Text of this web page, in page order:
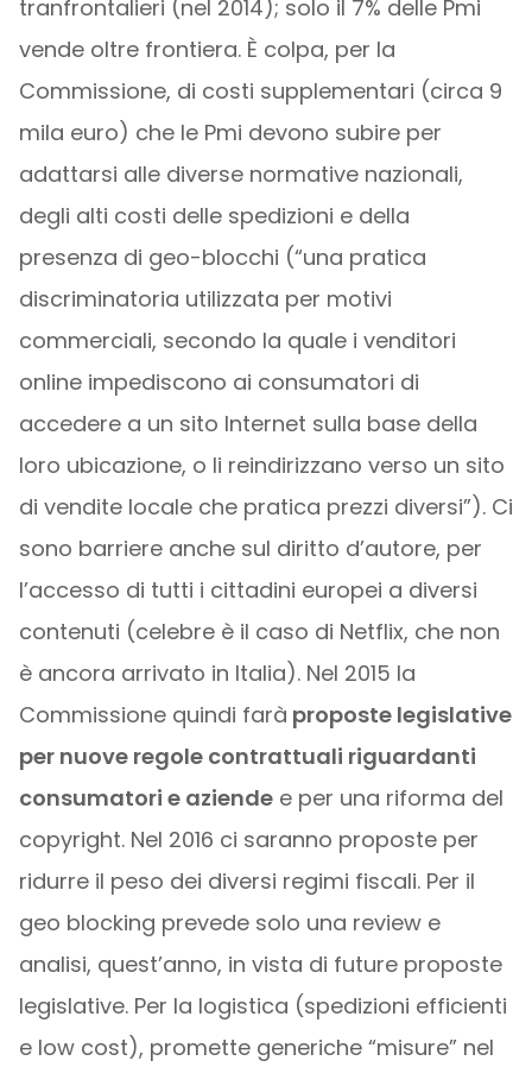
tranfrontalieri (nel 2014); solo il 7% delle Pmi
vende oltre frontiera. È colpa, per la
Commissione, di costi supplementari (circa 9
mila euro) che le Pmi devono subire per
adattarsi alle diverse normative nazionali,
degli alti costi delle spedizioni e della
presenza di geo-blocchi (“una pratica
discriminatoria utilizzata per motivi
commerciali, secondo la quale i venditori
online impediscono ai consumatori di
accedere a un sito Internet sulla base della
loro ubicazione, o li reindirizzano verso un sito
di vendite locale che pratica prezzi diversi”). Ci
sono barriere anche sul diritto d’autore, per
l’accesso di tutti i cittadini europei a diversi
contenuti (celebre è il caso di Netflix, che non
è ancora arrivato in Italia). Nel 2015 la
Commissione quindi farà proposte legislative
per nuove regole contrattuali riguardanti
consumatori e aziendee per una riforma del
copyright. Nel 2016 ci saranno proposte per
ridurre il peso dei diversi regimi fiscali. Per il
geo blocking prevede solo una review e
analisi, quest’anno, in vista di future proposte
legislative. Per la logistica (spedizioni efficienti
e low cost), promette generiche “misure” nel